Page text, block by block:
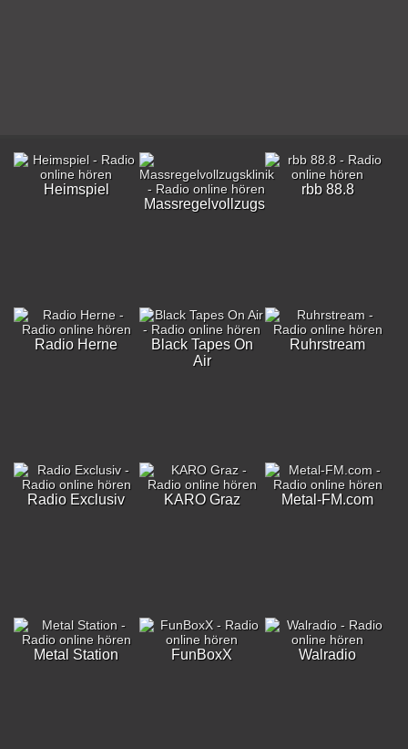
Heimspiel
Massregelvollzugsklinik
rbb 88.8
Radio Herne
Black Tapes On
Air
Ruhrstream
Radio Exclusiv KARO Graz Metal-FM.com
Metal Station FunBoxX Walradio